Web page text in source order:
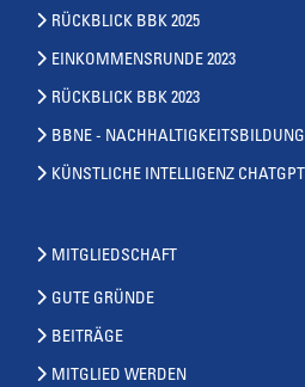
RÜCKBLICK BBK 2025
EINKOMMENSRUNDE 2023
RÜCKBLICK BBK 2023
BBNE - NACHHALTIGKEITSBILDUNG
KÜNSTLICHE INTELLIGENZ CHATGPT
MITGLIEDSCHAFT
GUTE GRÜNDE
BEITRÄGE
MITGLIED WERDEN